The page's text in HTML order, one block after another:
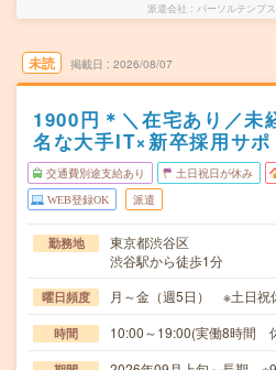
派遣会社 パーソルテンプ
未読 掲載日 2026/08/07
1900円＊＼在宅あり／未
名な大手IT×新卒採用サポ
交通費別途支給あり 土日祝日が休み
WEB登録OK 派遣
勤務地
東京都渋谷区
渋谷駅から徒歩1分
曜日頻度 月～金（週5日） ※土日祝
時間 10:00～19:00(実働8時間